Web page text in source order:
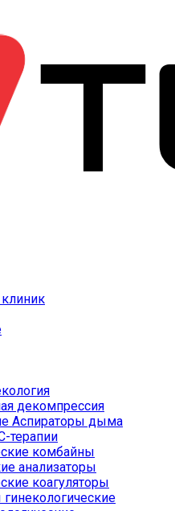
декомпрессия
Аспираторы дыма
терапии
комбайны
анализаторы
коагуляторы